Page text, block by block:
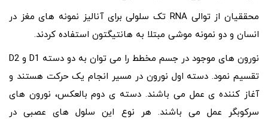
محققیان از توالی RNA تک سلولی برای آنالیز نمونه های مغز در
انسان و دو نمونه موشی مبتلا به هانتیگتون استفاده کردند.
نورون های موجود در جسم مخطط را می توان به دو دسته D1 و D2
تقسیم نمود. دسته اول نورون در مسیر انجام یک حرکت هستند و
آغاز کننده ی عمل می باشند. دسته ی دوم بالعکس، نورون های
سرکوبگر عمل می باشند. هر نوع این سلول های عصبی در